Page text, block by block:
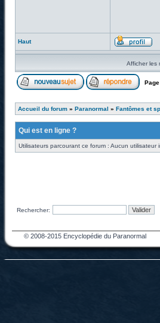
Haut
Afficher les
Page
Accueil du forum » Paranormal » Fantômes et
Qui est en ligne ?
Utilisateurs parcourant ce forum : Aucun utilisateur
Rechercher:
© 2008-2015 Encyclopédie du Paranormal